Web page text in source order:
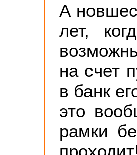
А
лет,
на счет
в банк
это
рамки